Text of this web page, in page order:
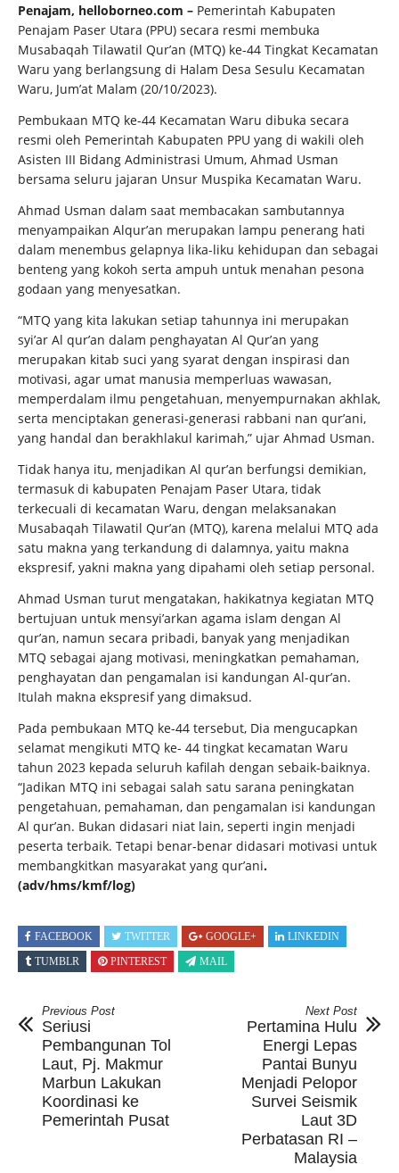
Penajam, helloborneo.com – Pemerintah Kabupaten
Penajam Paser Utara (PPU) secara resmi membuka
Musabaqah Tilawatil Qur’an (MTQ) ke-44 Tingkat Kecamatan
Waru yang berlangsung di Halam Desa Sesulu Kecamatan
Waru, Jum’at Malam (20/10/2023).
Pembukaan MTQ ke-44 Kecamatan Waru dibuka secara
resmi oleh Pemerintah Kabupaten PPU yang di wakili oleh
Asisten III Bidang Administrasi Umum, Ahmad Usman
bersama seluru jajaran Unsur Muspika Kecamatan Waru.
Ahmad Usman dalam saat membacakan sambutannya
menyampaikan Alqur’an merupakan lampu penerang hati
dalam menembus gelapnya lika-liku kehidupan dan sebagai
benteng yang kokoh serta ampuh untuk menahan pesona
godaan yang menyesatkan.
“MTQ yang kita lakukan setiap tahunnya ini merupakan
syi’ar Al qur’an dalam penghayatan Al Qur’an yang
merupakan kitab suci yang syarat dengan inspirasi dan
motivasi, agar umat manusia memperluas wawasan,
memperdalam ilmu pengetahuan, menyempurnakan akhlak,
serta menciptakan generasi-generasi rabbani nan qur’ani,
yang handal dan berakhlakul karimah,” ujar Ahmad Usman.
Tidak hanya itu, menjadikan Al qur’an berfungsi demikian,
termasuk di kabupaten Penajam Paser Utara, tidak
terkecuali di kecamatan Waru, dengan melaksanakan
Musabaqah Tilawatil Qur’an (MTQ), karena melalui MTQ ada
satu makna yang terkandung di dalamnya, yaitu makna
ekspresif, yakni makna yang dipahami oleh setiap personal.
Ahmad Usman turut mengatakan, hakikatnya kegiatan MTQ
bertujuan untuk mensyi’arkan agama islam dengan Al
qur’an, namun secara pribadi, banyak yang menjadikan
MTQ sebagai ajang motivasi, meningkatkan pemahaman,
penghayatan dan pengamalan isi kandungan Al-qur’an.
Itulah makna ekspresif yang dimaksud.
Pada pembukaan MTQ ke-44 tersebut, Dia mengucapkan
selamat mengikuti MTQ ke- 44 tingkat kecamatan Waru
tahun 2023 kepada seluruh kafilah dengan sebaik-baiknya.
“Jadikan MTQ ini sebagai salah satu sarana peningkatan
pengetahuan, pemahaman, dan pengamalan isi kandungan
Al qur’an. Bukan didasari niat lain, seperti ingin menjadi
peserta terbaik. Tetapi benar-benar didasari motivasi untuk
membangkitkan masyarakat yang qur’ani.
(adv/hms/kmf/log)
FACEBOOK TWITTER GOOGLE+
LINKEDIN
TUMBLR
PINTEREST MAIL
Previous Post
Seriusi
Pembangunan Tol
Laut, Pj. Makmur
Marbun Lakukan
Koordinasi ke
Pemerintah Pusat
Next Post
Pertamina Hulu
Energi Lepas
Pantai Bunyu
Menjadi Pelopor
Survei Seismik
Laut 3D
Perbatasan RI –
Malaysia